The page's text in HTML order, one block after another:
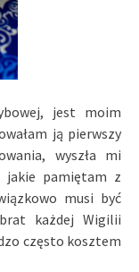
jest moim
ją pierwszy
wyszła mi
jakie pamiętam z
musi być
każdej Wigilii
często kosztem